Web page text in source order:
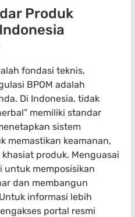
Produk
fondasi teknis,
BPOM adalah
Di Indonesia, tidak
memiliki standar
sistem
memastikan keamanan,
produk. Menguasai
untuk memposisikan
dan membangun
informasi lebih
portal resmi